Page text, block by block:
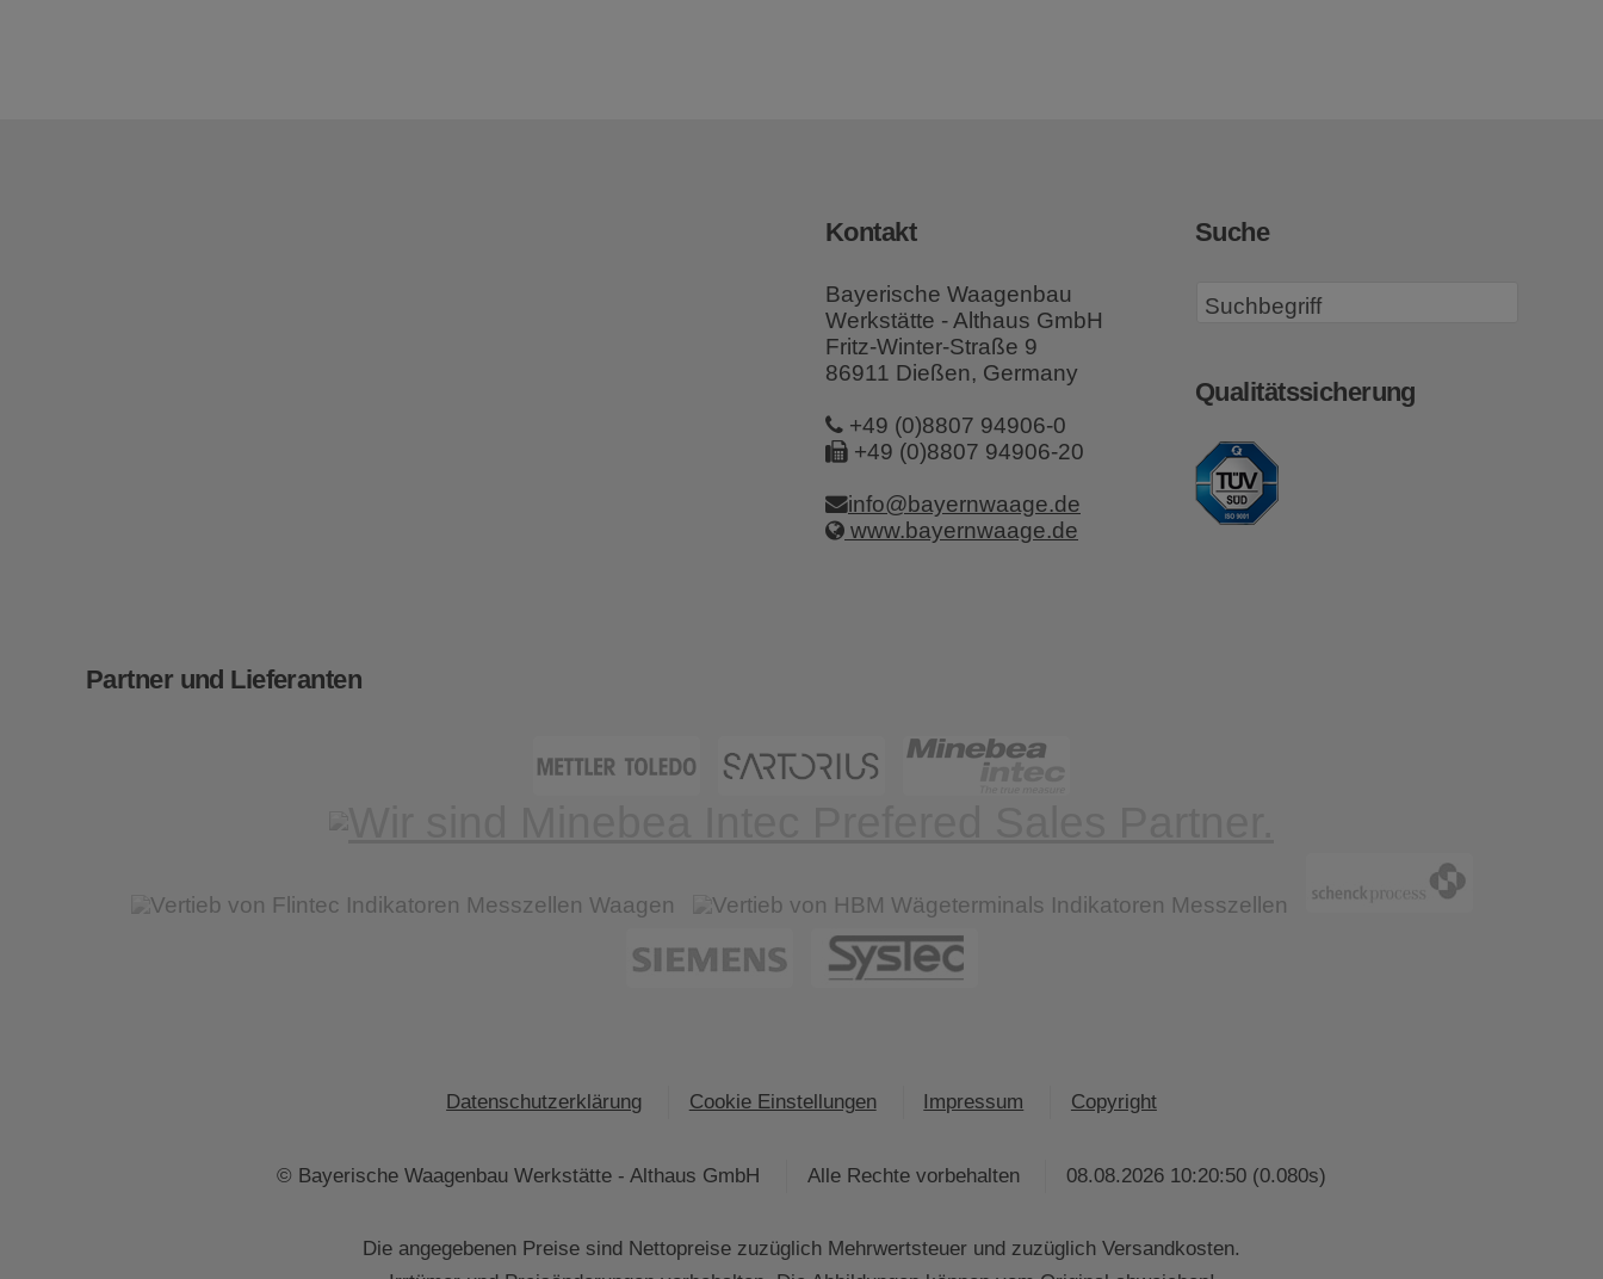
Kontakt
Bayerische Waagenbau
Werkstätte - Althaus GmbH
Fritz-Winter-Straße 9
86911 Dießen, Germany
+49 (0)8807 94906-0
+49 (0)8807 94906-20
info@bayernwaage.de
www.bayernwaage.de
Suche
Qualitätssicherung
Partner und Lieferanten
Datenschutzerklärung Cookie Einstellungen Impressum Copyright
© Bayerische Waagenbau Werkstätte - Althaus GmbH Alle Rechte vorbehalten 08.08.2026 10:20:50 (0.080s)
Die angegebenen Preise sind Nettopreise zuzüglich Mehrwertsteuer und zuzüglich Versandkosten.